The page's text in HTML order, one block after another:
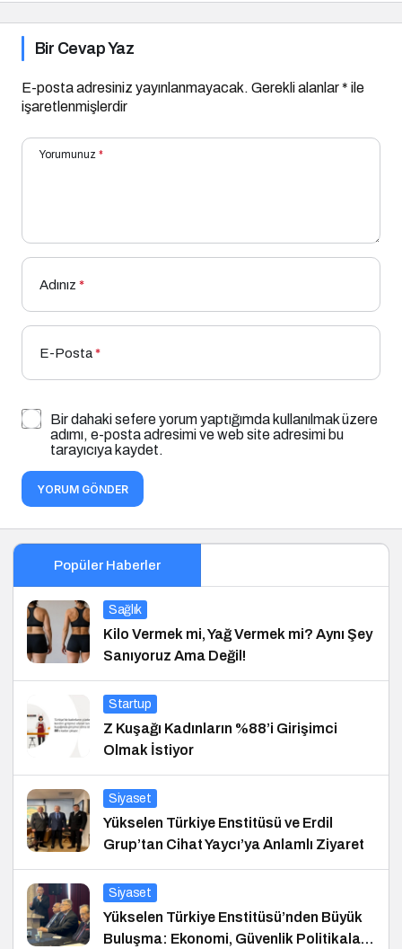
Bir Cevap Yaz
E-posta adresiniz yayınlanmayacak. Gerekli alanlar* ile
işaretlenmişlerdir
Yorumunuz *
Adınız *
E-Posta*
Bir dahaki sefere yorum yaptığımda kullanılmak üzere
adımı, e-posta adresimi ve web site adresimi bu
tarayıcıya kaydet.
YORUM GÖNDER
Popüler Haberler
Sağlık
Kilo Vermek mi, Yağ Vermek mi? Aynı Şey
Sanıyoruz Ama Değil!
Startup
Z Kuşağı Kadınların %88’i Girişimci
Olmak İstiyor
Siyaset
Yükselen Türkiye Enstitüsü ve Erdil
Grup’tan Cihat Yaycı’ya Anlamlı Ziyaret
Siyaset
Yükselen Türkiye Enstitüsü’nden Büyük
Buluşma: Ekonomi, Güvenlik Politikaları